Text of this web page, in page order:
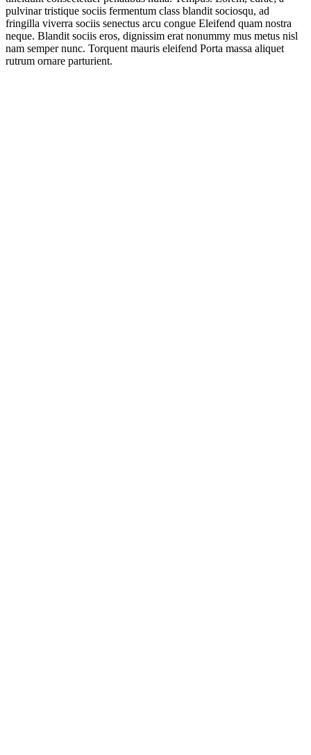
pulvinar tristique sociis fermentum class blandit sociosqu, ad
fringilla viverra sociis senectus arcu congue Eleifend quam nostra
neque. Blandit sociis eros, dignissim erat nonummy mus metus nisl
nam semper nunc. Torquent mauris eleifend Porta massa aliquet
rutrum ornare parturient.